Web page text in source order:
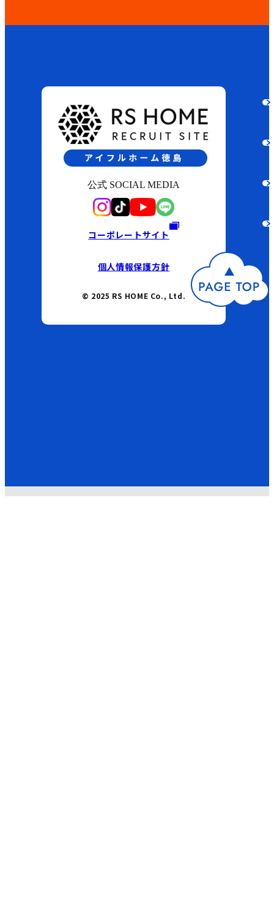
公式 SOCIAL MEDIA
コーポレートサイト
個人情報保護方針
© 2025 RS HOME Co., Ltd.